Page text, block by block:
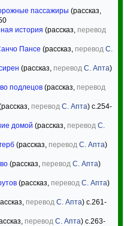
пассажиры (рассказ,
история (рассказ, перевод
Пансе (рассказ, перевод С.
(рассказ, перевод С. Апта)
подлецов (рассказ, перевод
перевод С. Апта) c.254-
домой (рассказ, перевод С.
(рассказ, перевод С. Апта)
(рассказ, перевод С. Апта)
(рассказ, перевод С. Апта)
перевод С. Апта) c.261-
перевод С. Апта) c.263-